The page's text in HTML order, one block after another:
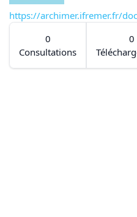
https://archimer.ifremer.fr/
0
Consultations
0